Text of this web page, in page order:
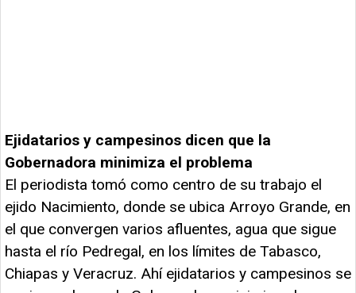
Ejidatarios y campesinos dicen que la
Gobernadora minimiza el problema
El periodista tomó como centro de su trabajo el
ejido Nacimiento, donde se ubica Arroyo Grande, en
el que convergen varios afluentes, agua que sigue
hasta el río Pedregal, en los límites de Tabasco,
Chiapas y Veracruz. Ahí ejidatarios y campesinos se